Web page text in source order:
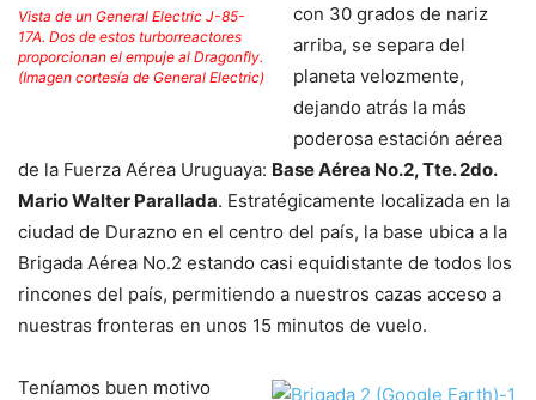
Vista de un General Electric J-85-
17A. Dos de estos turborreactores
proporcionan el empuje al Dragonfly.
(Imagen cortesía de General Electric)
con 30 grados de nariz
arriba, se separa del
planeta velozmente,
dejando atrás la más
poderosa estación aérea
de la Fuerza Aérea Uruguaya: Base Aérea No.2, Tte. 2do.
Mario Walter Parallada. Estratégicamente localizada en la
ciudad de Durazno en el centro del país, la base ubica a la
Brigada Aérea No.2 estando casi equidistante de todos los
rincones del país, permitiendo a nuestros cazas acceso a
nuestras fronteras en unos 15 minutos de vuelo.
Teníamos buen motivo